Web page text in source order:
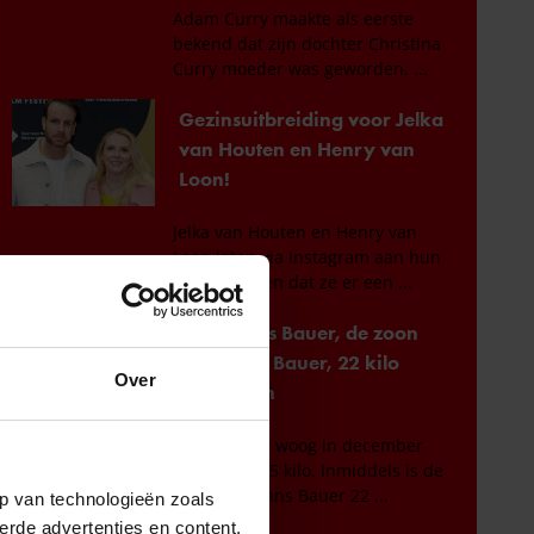
Over
van technologieën zoals
advertenties en content,